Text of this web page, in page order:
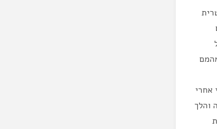
אחרי
והלך